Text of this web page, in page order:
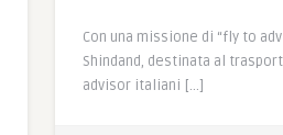
Con una missione di “fly to
Shindand, destinata al
advisor italiani […]